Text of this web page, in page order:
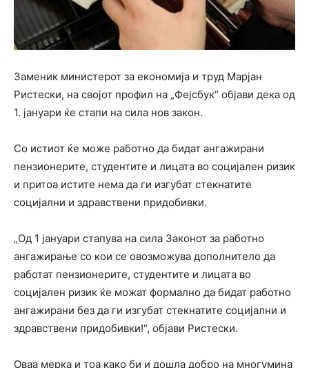
Заменик министерот за економија и труд Марјан
Ристески, на својот профил на „Фејсбук“ објави дека од
1. јануари ќе стапи на сила нов закон.
Со истиот ќе може работно да бидат ангажирани
пензионерите, студентите и лицата во социјален ризик
и притоа истите нема да ги изгубат стекнатите
социјални и здравствени придобивки.
„Од 1 јануари стапува на сила Законот за работно
ангажирање со кои се овозможува дополнитело да
работат пензионерите, студентите и лицата во
социјален ризик ќе можат формално да бидат работно
ангажирани без да ги изгубат стекнатите социјални и
здравствени придобивки!“, објави Ристески.
Оваа мерка и тоа како би и дошла добро на многумина